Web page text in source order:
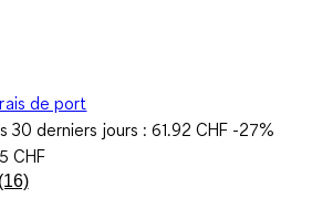
de port
30 derniers jours :61.92 CHF -27%
CHF
(16)